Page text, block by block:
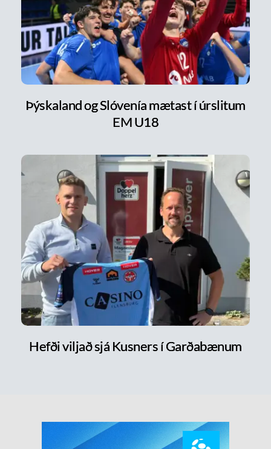
Þýskaland og Slóvenía mætast í úrslitum
EM U18
Hefði viljað sjá Kusners í Garðabænum